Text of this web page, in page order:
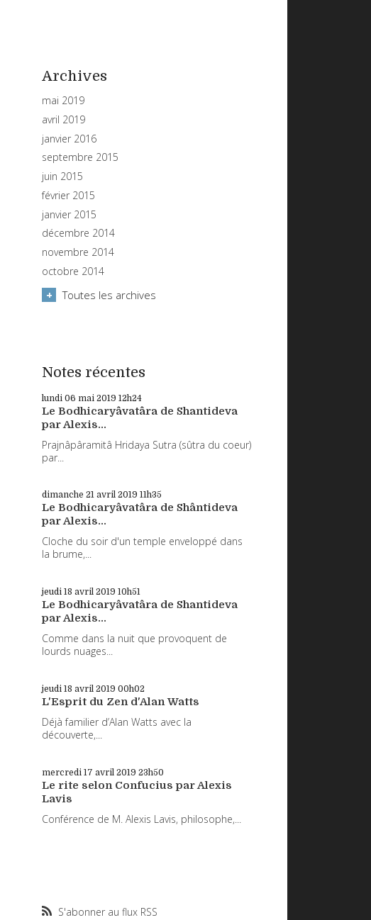
Archives
mai 2019
avril 2019
janvier 2016
septembre 2015
juin 2015
février 2015
janvier 2015
décembre 2014
novembre 2014
octobre 2014
Toutes les archives
Notes récentes
lundi 06 mai 2019 12h24
Le Bodhicaryâvatâra de Shantideva
par Alexis...
Prajnâpâramitâ Hridaya Sutra (sûtra du coeur)
par...
dimanche 21 avril 2019 11h35
Le Bodhicaryâvatâra de Shântideva
par Alexis...
Cloche du soir d'un temple enveloppé dans
la brume,...
jeudi 18 avril 2019 10h51
Le Bodhicaryâvatâra de Shantideva
par Alexis...
Comme dans la nuit que provoquent de
lourds nuages...
jeudi 18 avril 2019 00h02
L'Esprit du Zen d'Alan Watts
Déjà familier d’Alan Watts avec la
découverte,...
mercredi 17 avril 2019 23h50
Le rite selon Confucius par Alexis
Lavis
Conférence de M. Alexis Lavis, philosophe,...
S'abonner au flux RSS